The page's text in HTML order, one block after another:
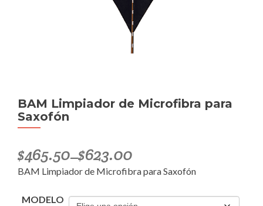
BAM Limpiador de Microfibra para
Saxofón
$465.50–$623.00
BAM Limpiador de Microfibra para Saxofón
MODELO